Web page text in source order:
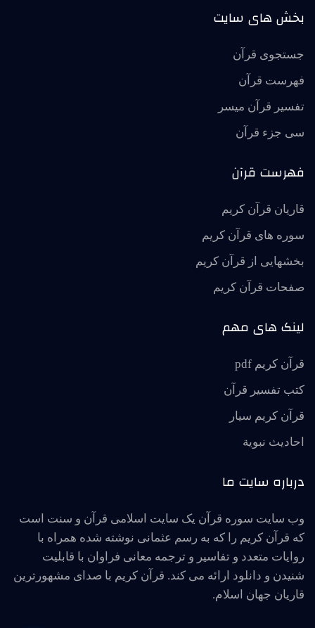
بخش های سایت
جستجوی قرآن
فهرست قرآن
تفسير قرآن ميسر
سی جزء قرآن
فهرست قرآن
قاریان قرآن کریم
سوره های قرآن کریم
بخشهایی از قرآن کریم
صفحات قرآن کریم
لینک های مهم
قرآن کریم pdf
کتب تفسیر قرآن
قرآن کریم سیار
احاديث نبوية
درباره سایت ما
وب سایت سوره قرآن یک سایت اسلامی قرآن و سنت است
که قرآن کریم را که به رسم عثمانی نوشته شده همراه با
روایات متعدد و تفاسیر و ترجمه معانی فراوان با قابلیت
شنیدن و دانلود ارائه می کند. قرآن کریم با صدای مشهورترین
قاریان جهان اسلام.